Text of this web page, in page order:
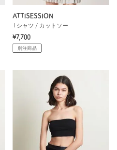
ATTISESSION
Tシャツ / カットソー
¥7,700
別注商品